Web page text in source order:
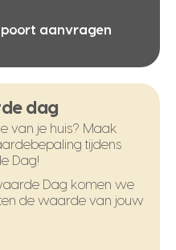
aanvragen
dag
van je huis? Maak
tijdens
Dag!
Dag komen we
de waarde van jouw